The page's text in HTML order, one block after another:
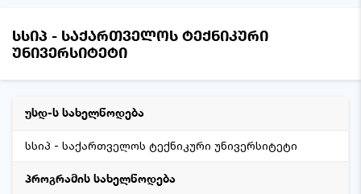
სსიპ - საქართველოს ტექნიკური
უნივერსიტეტი
უსდ-ს სახელწოდება
სსიპ - საქართველოს ტექნიკური უნივერსიტეტი
პროგრამის სახელწოდება